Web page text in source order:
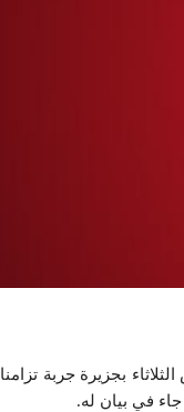
بجزيرة جربة تزامنا
في بيان له.